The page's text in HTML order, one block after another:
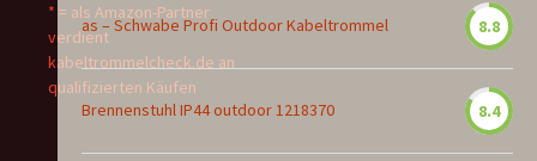
as – Schwabe Profi Outdoor Kabeltrommel 8.8
Brennenstuhl IP44 outdoor 1218370 8.4
* = als Amazon-Partner
verdient
kabeltrommelcheck.de an
qualifizierten Käufen